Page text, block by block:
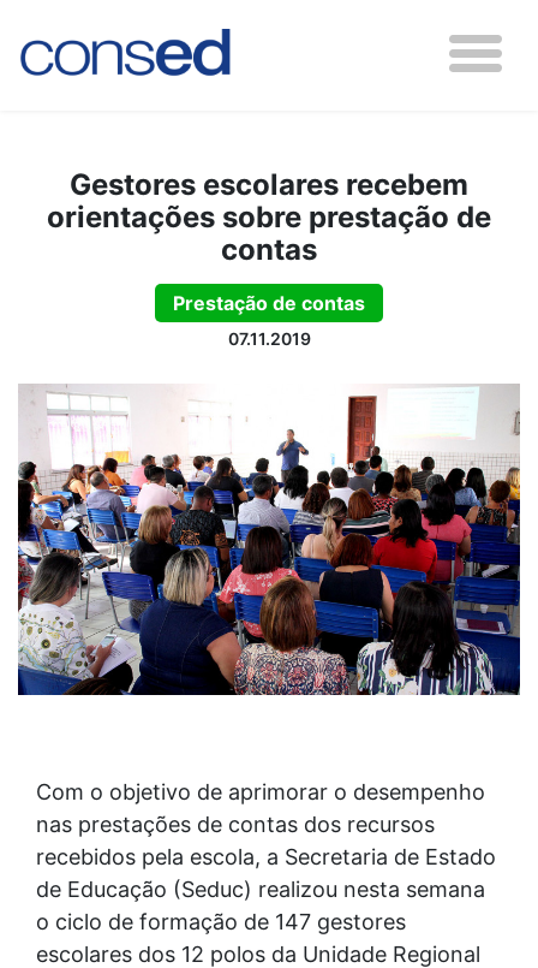
Gestores escolares recebem
orientações sobre prestação de
contas
Prestação de contas
07.11.2019
Com o objetivo de aprimorar o desempenho
nas prestações de contas dos recursos
recebidos pela escola, a Secretaria de Estado
de Educação (Seduc) realizou nesta semana
o ciclo de formação de 147 gestores
escolares dos 12 polos da Unidade Regional